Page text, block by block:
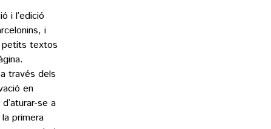
i l’edició
i
petits textos
través dels
en
se a
primera